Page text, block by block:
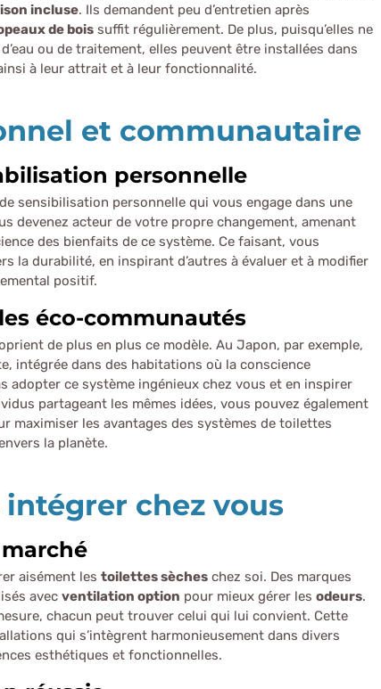
incluse. Ils demandent peu d’entretien après
de bois suffit régulièrement. De plus, puisqu’elles ne
ou de traitement, elles peuvent être installées dans
à leur attrait et à leur fonctionnalité.
et communautaire
personnelle
sensibilisation personnelle qui vous engage dans une
devenez acteur de votre propre changement, amenant
des bienfaits de ce système. Ce faisant, vous
la durabilité, en inspirant d’autres à évaluer et à modifier
positif.
éco-communautés
de plus en plus ce modèle. Au Japon, par exemple,
intégrée dans des habitations où la conscience
adopter ce système ingénieux chez vous et en inspirer
partageant les mêmes idées, vous pouvez également
maximiser les avantages des systèmes de toilettes
la planète.
chez vous
aisément les toilettes sèches chez soi. Des marques
avec ventilation option pour mieux gérer les odeurs.
chacun peut trouver celui qui lui convient. Cette
qui s’intègrent harmonieusement dans divers
esthétiques et fonctionnelles.